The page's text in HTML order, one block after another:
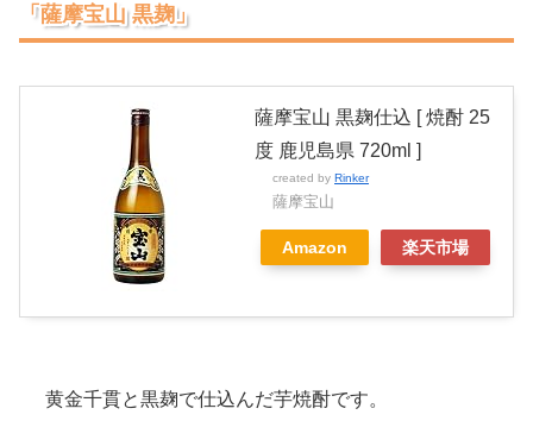
「薩摩宝山 黒麹」
薩摩宝山 黒麹仕込 [ 焼酎 25
度 鹿児島県 720ml ]
created by Rinker
薩摩宝山
Amazon 楽天市場
黄金千貫と黒麹で仕込んだ芋焼酎です。